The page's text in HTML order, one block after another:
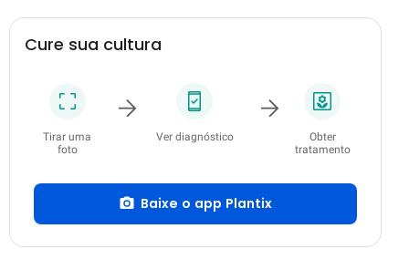
Cure sua cultura
Tirar uma
foto
Ver diagnóstico
Obter
tratamento
Baixe o app Plantix